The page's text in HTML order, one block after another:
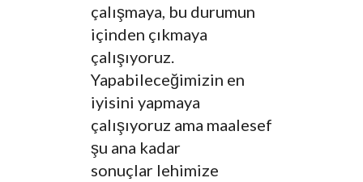
çalışmaya, bu durumun
içinden çıkmaya
çalışıyoruz.
Yapabileceğimizin en
iyisini yapmaya
çalışıyoruz ama maalesef
şu ana kadar
sonuçlar lehimize